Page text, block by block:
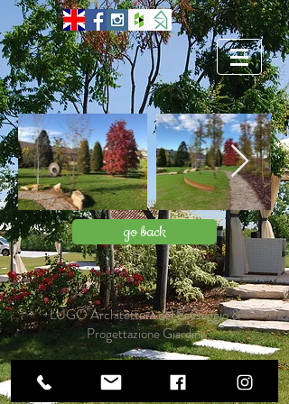
go back
LUGO Architettura del Paesaggio &
Progettazione Giardini